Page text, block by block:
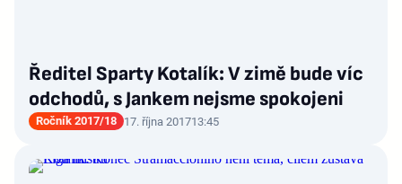
Ředitel Sparty Kotalík: V zimě bude víc
odchodů, s Jankem nejsme spokojeni
Ročník 2017/18 17. října 201713:45